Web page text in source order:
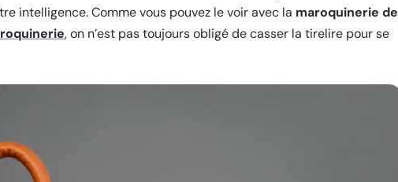
intelligence. Comme vous pouvez le voir avec la maroquinerie de
, on n’est pas toujours obligé de casser la tirelire pour se